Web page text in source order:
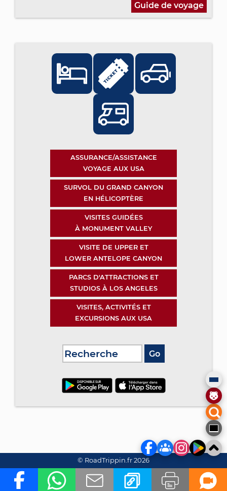
Guide de voyage
ASSURANCE/ASSISTANCE
VOYAGE AUX USA
SURVOL DU GRAND CANYON
EN HÉLICOPTÈRE
VISITES GUIDÉES
À MONUMENT VALLEY
VISITE DE UPPER ET
LOWER ANTELOPE CANYON
PARCS D'ATTRACTIONS ET
STUDIOS À LOS ANGELES
VISITES, ACTIVITÉS ET
EXCURSIONS AUX USA
© RoadTrippin.fr 2026